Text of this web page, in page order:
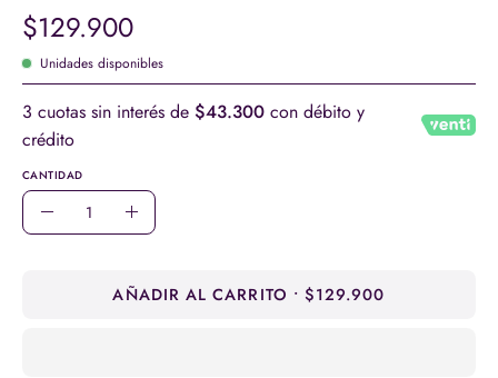
$129.900
Unidades disponibles
3 cuotas sin interés de $43.300 con débito y
crédito
CANTIDAD
Cantidad
Disminuir
Aumentar
cantidad
AÑADIR AL CARRITO $129.900